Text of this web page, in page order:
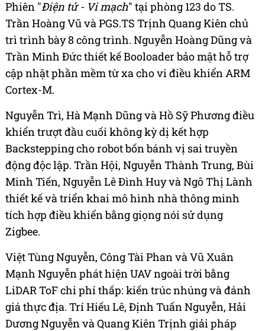
Phiên "Điện tử - Vi mạch" tại phòng 123 do TS.
Trần Hoàng Vũ và PGS.TS Trịnh Quang Kiên chủ
trì trình bày 8 công trình. Nguyễn Hoàng Dũng và
Trần Minh Đức thiết kế Booloader bảo mật hỗ trợ
cập nhật phần mềm từ xa cho vi điều khiển ARM
Cortex-M.
Nguyễn Trì, Hà Mạnh Dũng và Hồ Sỹ Phương điều
khiển trượt đầu cuối không kỳ dị kết hợp
Backstepping cho robot bốn bánh vị sai truyền
động độc lập. Trần Hội, Nguyễn Thành Trung, Bùi
Minh Tiến, Nguyễn Lê Đình Huy và Ngô Thị Lành
thiết kế và triển khai mô hình nhà thông minh
tích hợp điều khiển bằng giọng nói sử dụng
Zigbee.
Việt Tùng Nguyễn, Công Tài Phan và Vũ Xuân
Mạnh Nguyễn phát hiện UAV ngoài trời bằng
LiDAR ToF chi phí thấp: kiến trúc nhúng và đánh
giá thực địa. Trí Hiếu Lê, Định Tuấn Nguyễn, Hải
Dương Nguyễn và Quang Kiên Trịnh giải pháp